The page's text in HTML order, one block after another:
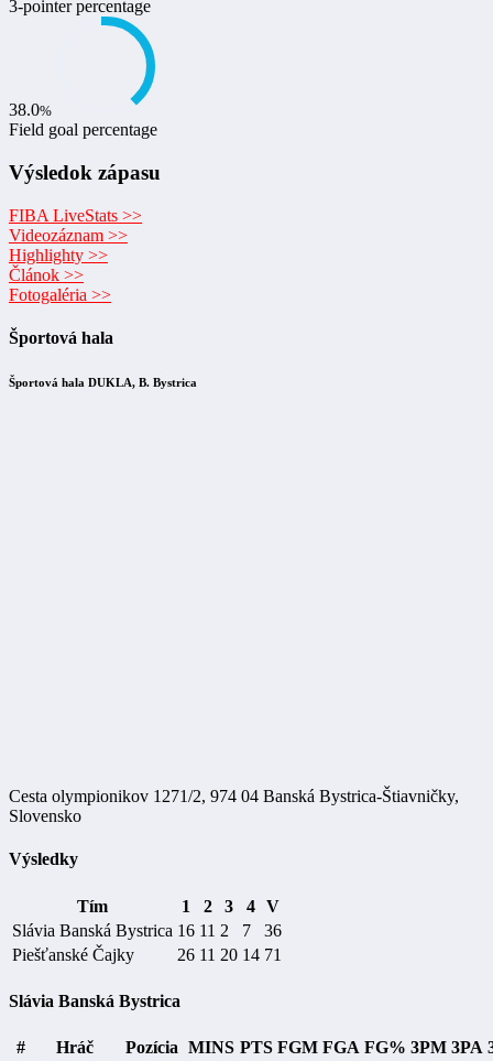
3-pointer percentage
38.0%
Field goal percentage
Výsledok zápasu
FIBA LiveStats >>
Videozáznam >>
Highlighty >>
Článok >>
Fotogaléria >>
Športová hala
Športová hala DUKLA, B. Bystrica
Cesta olympionikov 1271/2, 974 04 Banská Bystrica-Štiavničky,
Slovensko
Výsledky
Tím 1 2 3 4 V
Slávia Banská Bystrica 16 11 2 7
36
Piešťanské Čajky
26 11 20 14 71
Slávia Banská Bystrica
# Hráč Pozícia MINS PTS FGM FGA FG% 3PM 3PA